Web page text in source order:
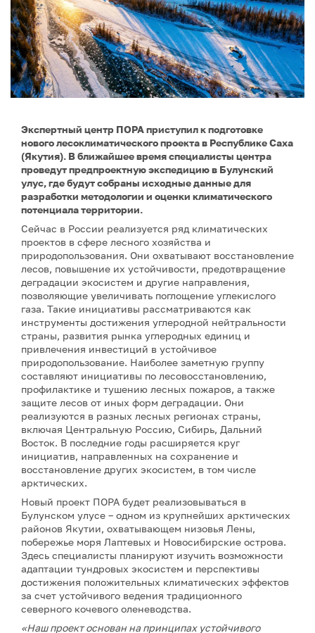
Экспертный центр ПОРА приступил к подготовке
нового лесоклиматического проекта в Республике Саха
(Якутия). В ближайшее время специалисты центра
проведут предпроектную экспедицию в Булунский
улус, где будут собраны исходные данные для
разработки методологии и оценки климатического
потенциала территории.
Сейчас в России реализуется ряд климатических
проектов в сфере лесного хозяйства и
природопользования. Они охватывают восстановление
лесов, повышение их устойчивости, предотвращение
деградации экосистем и другие направления,
позволяющие увеличивать поглощение углекислого
газа. Такие инициативы рассматриваются как
инструменты достижения углеродной нейтральности
страны, развития рынка углеродных единиц и
привлечения инвестиций в устойчивое
природопользование. Наиболее заметную группу
составляют инициативы по лесовосстановлению,
профилактике и тушению лесных пожаров, а также
защите лесов от иных форм деградации. Они
реализуются в разных лесных регионах страны,
включая Центральную Россию, Сибирь, Дальний
Восток. В последние годы расширяется круг
инициатив, направленных на сохранение и
восстановление других экосистем, в том числе
арктических.
Новый проект ПОРА будет реализовываться в
Булунском улусе – одном из крупнейших арктических
районов Якутии, охватывающем низовья Лены,
побережье моря Лаптевых и Новосибирские острова.
Здесь специалисты планируют изучить возможности
адаптации тундровых экосистем и перспективы
достижения положительных климатических эффектов
за счет устойчивого ведения традиционного
северного кочевого оленеводства.
«Наш проект основан на принципах устойчивого